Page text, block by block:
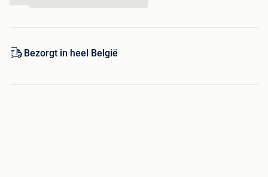
uitstraling die in elke tuin (of naast de sauna!)
Bezorgt in heel België